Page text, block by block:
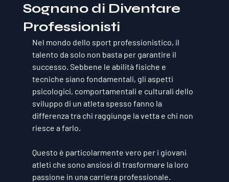
Sognano di Diventare
Professionisti
Nel mondo dello sport professionistico, il
talento da solo non basta per garantire il
successo. Sebbene le abilità fisiche e
tecniche siano fondamentali, gli aspetti
psicologici, comportamentali e culturali dello
sviluppo di un atleta spesso fanno la
differenza tra chi raggiunge la vetta e chi non
riesce a farlo.
Questo è particolarmente vero per i giovani
atleti che sono ansiosi di trasformare la loro
passione in una carriera professionale.